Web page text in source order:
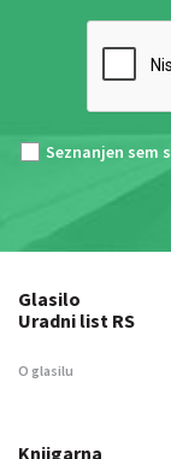
Seznanjen sem s
Glasilo
Uradni list RS
O glasilu
Knjigarna